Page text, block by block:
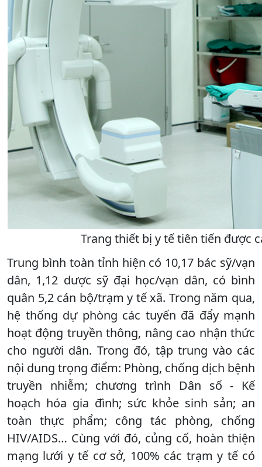
Trang thiết bị y tế tiên tiến được
Trung bình toàn tỉnh hiện có 10,17 bác sỹ/vạn
dân, 1,12 dược sỹ đại học/vạn dân, có bình
quân 5,2 cán bộ/trạm y tế xã. Trong năm qua,
hệ thống dự phòng các tuyến đã đẩy mạnh
hoạt động truyền thông, nâng cao nhận thức
cho người dân. Trong đó, tập trung vào các
nội dung trọng điểm: Phòng, chống dịch bệnh
truyền nhiễm; chương trình Dân số - Kế
hoạch hóa gia đình; sức khỏe sinh sản; an
toàn thực phẩm; công tác phòng, chống
HIV/AIDS… Cùng với đó, củng cố, hoàn thiện
mạng lưới y tế cơ sở, 100% các trạm y tế có